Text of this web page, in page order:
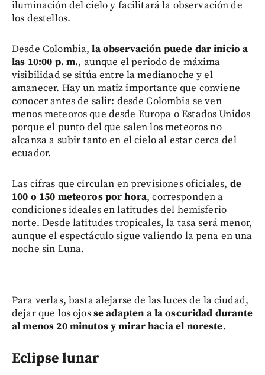
iluminación del cielo y facilitará la observación de
los destellos.
Desde Colombia, la observación puede dar inicio a
las 10:00 p. m., aunque el periodo de máxima
visibilidad se sitúa entre la medianoche y el
amanecer. Hay un matiz importante que conviene
conocer antes de salir: desde Colombia se ven
menos meteoros que desde Europa o Estados Unidos
porque el punto del que salen los meteoros no
alcanza a subir tanto en el cielo al estar cerca del
ecuador.
Las cifras que circulan en previsiones oficiales, de
100 o 150 meteoros por hora, corresponden a
condiciones ideales en latitudes del hemisferio
norte. Desde latitudes tropicales, la tasa será menor,
aunque el espectáculo sigue valiendo la pena en una
noche sin Luna.
Para verlas, basta alejarse de las luces de la ciudad,
dejar que los ojosse adapten a la oscuridad durante
al menos 20 minutos y mirar hacia el noreste.
Eclipse lunar